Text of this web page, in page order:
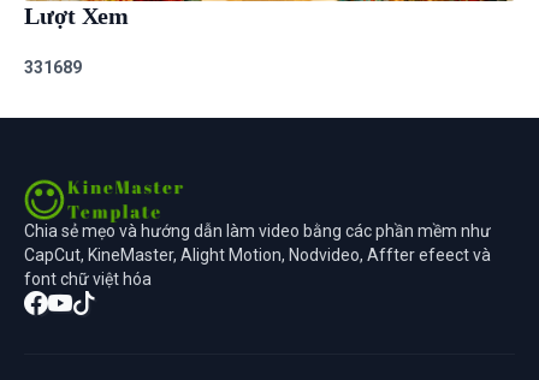
Lượt Xem
331689
Chia sẻ mẹo và hướng dẫn làm video bằng các phần mềm như
CapCut, KineMaster, Alight Motion, Nodvideo, Affter efeect và
font chữ việt hóa